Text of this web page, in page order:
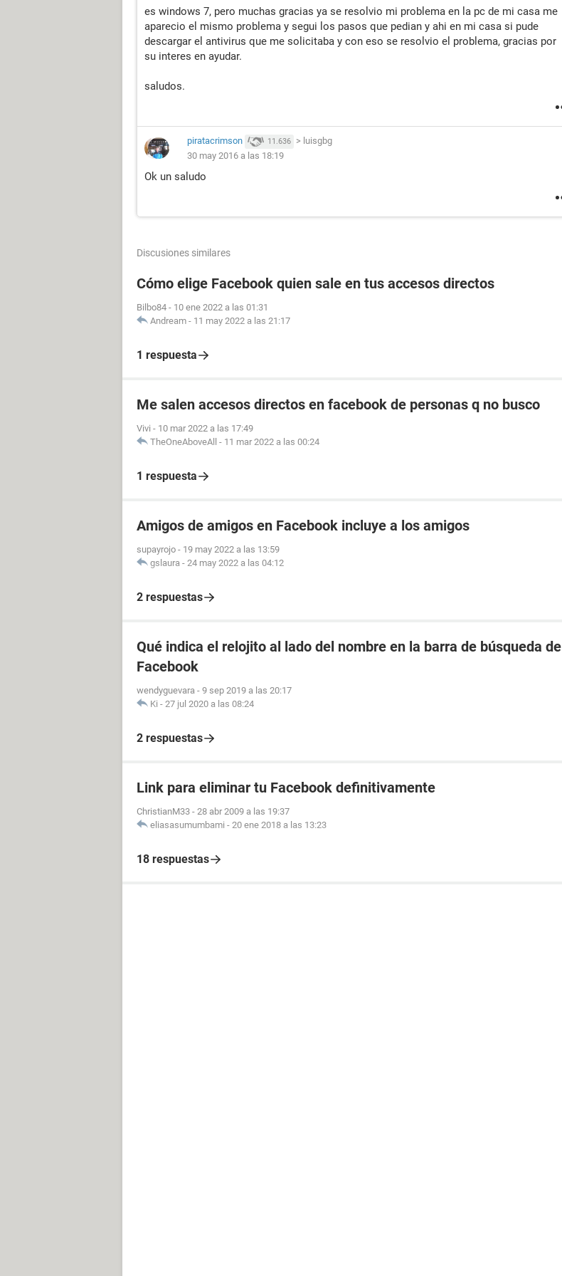
es windows 7, pero muchas gracias ya se resolvio mi problema en la pc de mi casa me
aparecio el mismo problema y segui los pasos que pedian y ahi en mi casa si pude
descargar el antivirus que me solicitaba y con eso se resolvio el problema, gracias por
su interes en ayudar.
saludos.
piratacrimson 11.636 > luisgbg
30 may 2016 a las 18:19
Ok un saludo
Discusiones similares
Cómo elige Facebook quien sale en tus accesos directos
Bilbo84 - 10 ene 2022 a las 01:31
Andream - 11 may 2022 a las 21:17
1 respuesta
Me salen accesos directos en facebook de personas q no busco
Vivi - 10 mar 2022 a las 17:49
TheOneAboveAll - 11 mar 2022 a las 00:24
1 respuesta
Amigos de amigos en Facebook incluye a los amigos
supayrojo - 19 may 2022 a las 13:59
gslaura - 24 may 2022 a las 04:12
2 respuestas
Qué indica el relojito al lado del nombre en la barra de búsqueda de
Facebook
wendyguevara - 9 sep 2019 a las 20:17
Ki - 27 jul 2020 a las 08:24
2 respuestas
Link para eliminar tu Facebook definitivamente
ChristianM33 - 28 abr 2009 a las 19:37
eliasasumumbami - 20 ene 2018 a las 13:23
18 respuestas